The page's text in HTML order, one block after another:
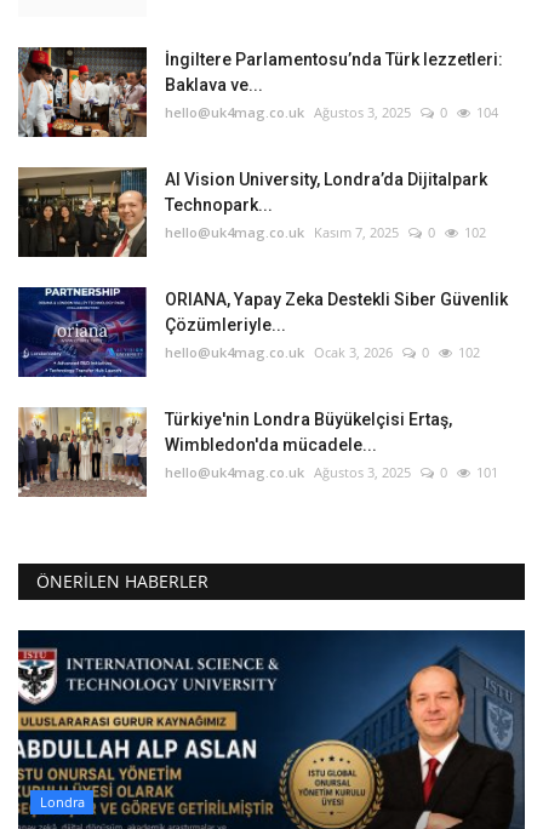
İngiltere Parlamentosu’nda Türk lezzetleri:
Baklava ve...
hello@uk4mag.co.uk Ağustos 3, 2025 0 104
AI Vision University, Londra’da Dijitalpark
Technopark...
hello@uk4mag.co.uk Kasım 7, 2025 0 102
ORIANA, Yapay Zeka Destekli Siber Güvenlik
Çözümleriyle...
hello@uk4mag.co.uk Ocak 3, 2026 0 102
Türkiye'nin Londra Büyükelçisi Ertaş,
Wimbledon'da mücadele...
hello@uk4mag.co.uk Ağustos 3, 2025 0 101
ÖNERILEN HABERLER
Londra